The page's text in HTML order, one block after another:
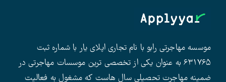
موسسه مهاجرتی رابو با نام تجاری اپلای یار با شماره ثبت
۶۳۱۷۶۵ به عنوان یکی از تخصصی ترین موسسات مهاجرتی در
ضمینه مهاجرت تحصیلی سال هاست که مشغول به فعالیت